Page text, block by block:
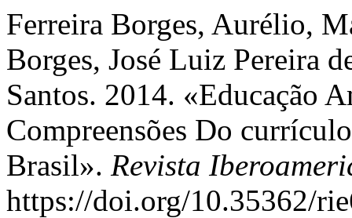
Ferreira Borges, Aurélio,
Borges, José Luiz Pereira
Santos. 2014. «Educação
Compreensões Do
Brasil». Revista
https://doi.org/10.35362/